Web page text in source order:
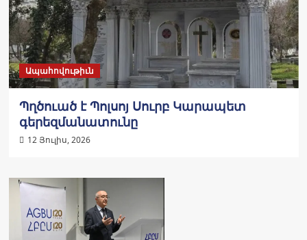
Ապահովութիւն
Պղծուած է Պոլսոյ Սուրբ Կարապետ
գերեզմանատունը
12 Յուլիս, 2026